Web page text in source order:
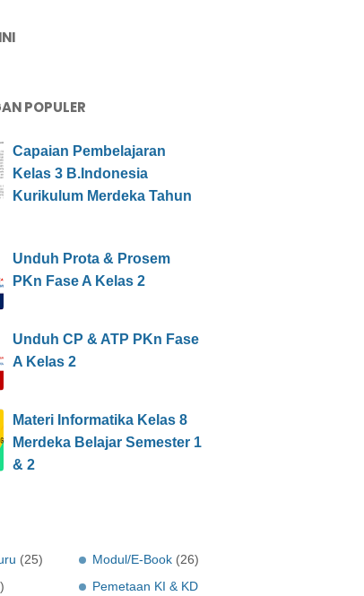
POPULER
Capaian Pembelajaran
Kelas 3 B.Indonesia
Kurikulum Merdeka Tahun
Unduh Prota & Prosem
PKn Fase A Kelas 2
Unduh CP & ATP PKn Fase
A Kelas 2
Materi Informatika Kelas 8
Merdeka Belajar Semester 1
& 2
(25)
Modul/E-Book (26)
Pemetaan KI & KD